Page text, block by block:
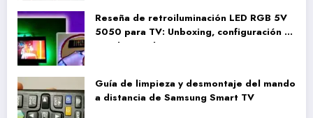
Reseña de retroiluminación LED RGB 5V
5050 para TV: Unboxing, configuración y
pruebas reales
Guía de limpieza y desmontaje del mando
a distancia de Samsung Smart TV